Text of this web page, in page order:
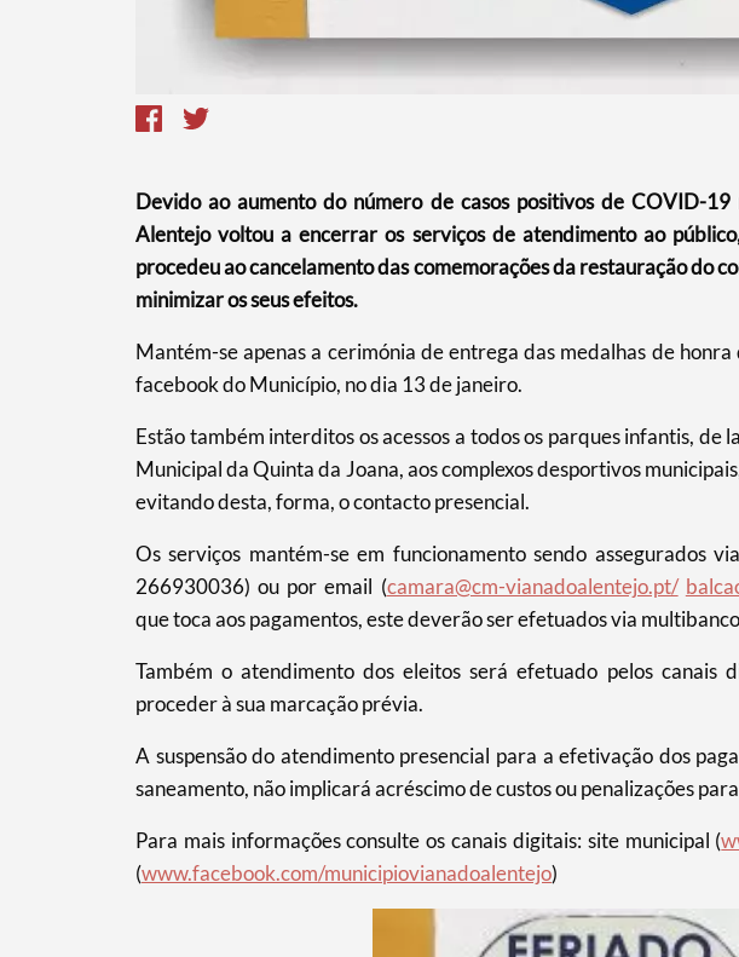
Termo de Pesquisa
Categorias gerais
Filtros
Devido ao aumento do número de casos positivos de COVID-
Alentejo voltou a encerrar os serviços de atendimento ao
procedeu ao cancelamento das comemorações da restauração do
minimizar os seus efeitos.
Mantém-se apenas a cerimónia de entrega das medalhas de
facebook do Município, no dia 13 de janeiro.
Estão também interditos os acessos a todos os parques infantis, de
Municipal da Quinta da Joana, aos complexos desportivos
evitando desta, forma, o contacto presencial.
Os serviços mantém-se em funcionamento sendo assegurados
266930036) ou por email (camara@cm-vianadoalentejo.pt/
que toca aos pagamentos, este deverão ser efetuados via
Também o atendimento dos eleitos será efetuado pelos canais
proceder à sua marcação prévia.
A suspensão do atendimento presencial para a efetivação dos
saneamento, não implicará acréscimo de custos ou penalizações
Para mais informações consulte os canais digitais: site municipal (
(www.facebook.com/municipiovianadoalentejo)